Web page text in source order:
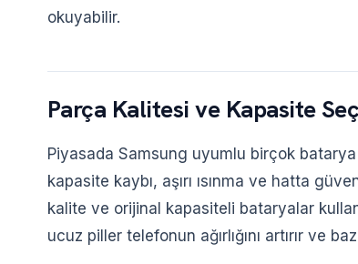
okuyabilir.
Parça Kalitesi ve Kapasite
Piyasada Samsung uyumlu birçok
kapasite kaybı, aşırı ısınma ve hatta
kalite ve orijinal kapasiteli bataryalar
ucuz piller telefonun ağırlığını artırır ve